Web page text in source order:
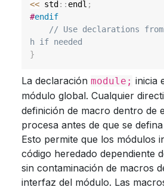
<< std :: endl ;
#endif
// Use declarations from
h if needed
}
La declaración module; inicia
módulo global. Cualquier
definición de macro dentro de
procesa antes de que se
Esto permite que los módulos
código heredado dependiente
sin contaminación de macros
interfaz del módulo. Las